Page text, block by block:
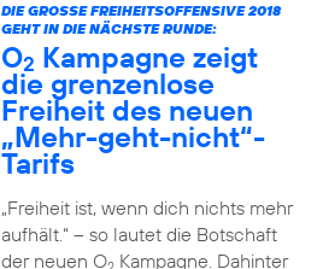
DIE GROSSE FREIHEITSOFFENSIVE 2018 G
EHT IN DIE NÄCHSTE RUNDE:
O2 Kampagne zeigt
die grenzenlose
Freiheit des neuen
„Mehr-geht-nicht“-
Tarifs
„Freiheit ist, wenn dich nichts mehr
aufhält.“ – so lautet die Botschaft
der neuen O Kampagne. Dahinter